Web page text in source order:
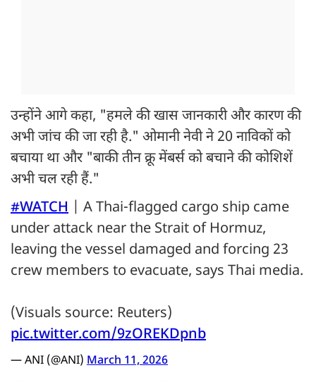
उन्होंने आगे कहा, "हमले की खास जानकारी और कारण की
अभी जांच की जा रही है." ओमानी नेवी ने 20 नाविकों को
बचाया था और "बाकी तीन क्रू मेंबर्स को बचाने की कोशिशें
अभी चल रही हैं."
#WATCH | A Thai-flagged cargo ship came
under attack near the Strait of Hormuz,
leaving the vessel damaged and forcing 23
crew members to evacuate, says Thai media.
(Visuals source: Reuters)
pic.twitter.com/9zOREKDpnb
— ANI (@ANI) March 11, 2026